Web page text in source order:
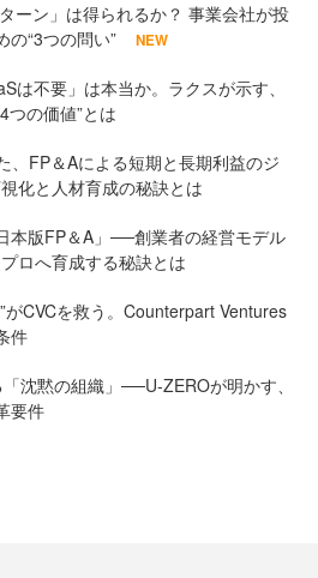
ーン」は得られるか？ 事業会社が投
の“3つの問い”
NEW
は不要」は本当か。ラクスが示す、
つの価値”とは
、FP＆Aによる短期と長期利益のジ
化と人材育成の秘訣とは
本版FP＆A」──創業者の経営モデル
ロへ育成する秘訣とは
がCVCを救う。Counterpart Ventures
件
沈黙の組織」──U-ZEROが明かす、
要件